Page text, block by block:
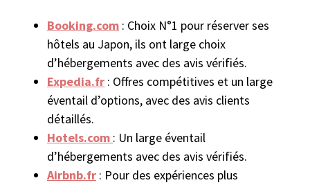
Booking.com : Choix N°1 pour réserver ses
hôtels au Japon, ils ont large choix
d’hébergements avec des avis vérifiés.
Expedia.fr : Offres compétitives et un large
éventail d’options, avec des avis clients
détaillés.
Hotels.com : Un large éventail
d’hébergements avec des avis vérifiés.
Airbnb.fr : Pour des expériences plus